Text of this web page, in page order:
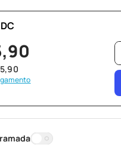
,90
,90